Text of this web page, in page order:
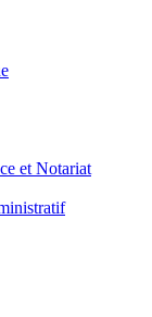
et Notariat